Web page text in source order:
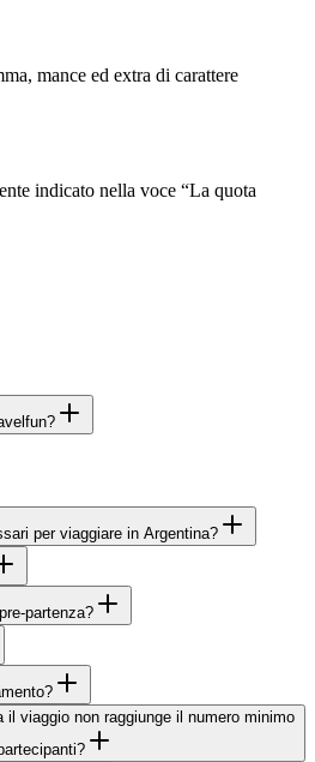
mance ed extra di carattere
indicato nella voce “La quota
per viaggiare in Argentina?
partenza?
viaggio non raggiunge il numero minimo